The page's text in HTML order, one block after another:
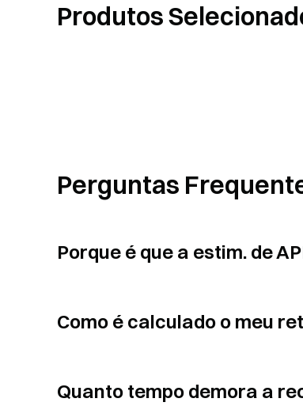
Produtos
Perguntas
Porque é que a estim. de
Como é calculado o meu
Quanto tempo demora a